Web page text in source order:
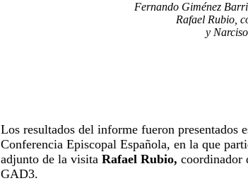
Fernando Giménez
Rafael Rubio,
y
Los resultados del informe fueron presentados
Conferencia Episcopal Española, en la que
adjunto de la visita Rafael Rubio, coordinador
GAD3.